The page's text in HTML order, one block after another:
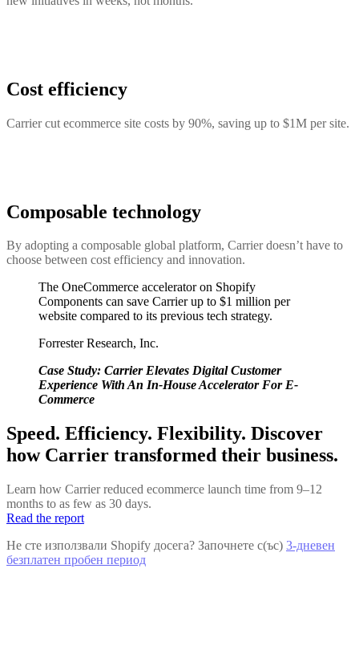
Cost efficiency
Carrier cut ecommerce site costs by 90%, saving up to $1M per site.
Composable technology
By adopting a composable global platform, Carrier doesn’t have to
choose between cost efficiency and innovation.
The OneCommerce accelerator on Shopify
Components can save Carrier up to $1 million per
website compared to its previous tech strategy.
Forrester Research, Inc.
Case Study: Carrier Elevates Digital Customer
Experience With An In-House Accelerator For E-
Commerce
Speed. Efficiency. Flexibility. Discover
how Carrier transformed their business.
Learn how Carrier reduced ecommerce launch time from 9–12
months to as few as 30 days.
Read the report
Не сте използвали Shopify досега? Започнете с(ъс) 3-дневен
безплатен пробен период